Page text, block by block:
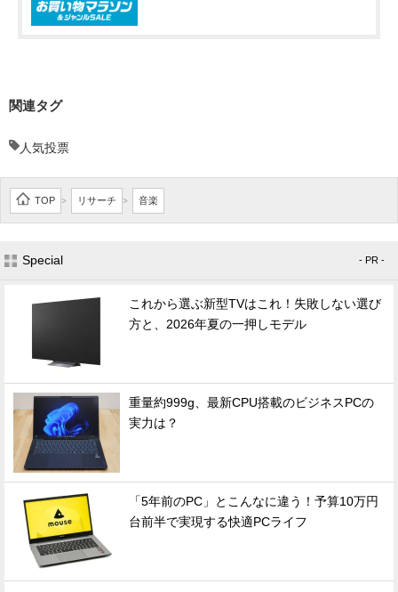
関連タグ
人気投票
TOP > リサーチ > 音楽
Special - PR -
これから選ぶ新型TVはこれ！失敗しない選び
方と、2026年夏の一押しモデル
重量約999g、最新CPU搭載のビジネスPCの
実力は？
「5年前のPC」とこんなに違う！予算10万円
台前半で実現する快適PCライフ